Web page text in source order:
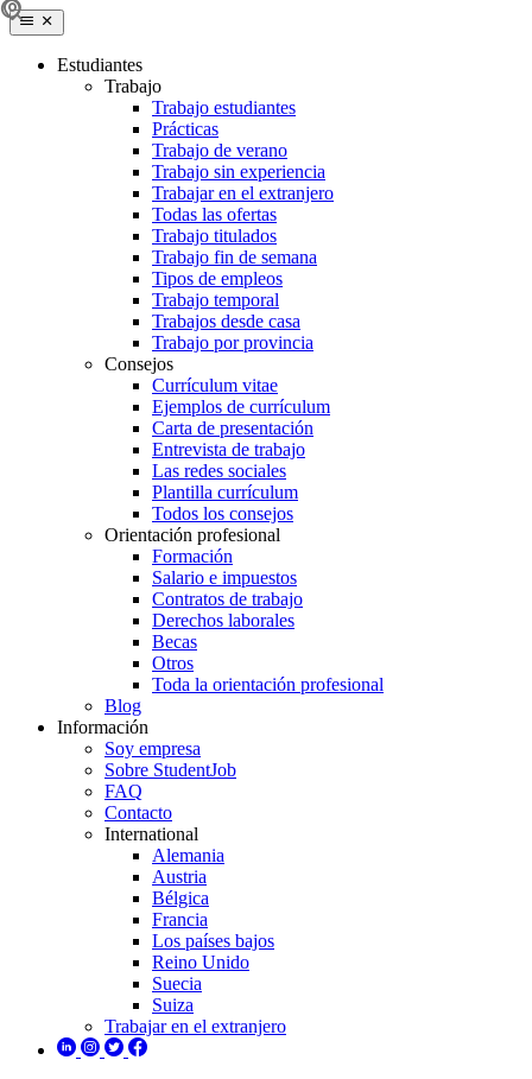
Estudiantes
Trabajo
Trabajo estudiantes
Prácticas
Trabajo de verano
Trabajo sin experiencia
Trabajar en el extranjero
Todas las ofertas
Trabajo titulados
Trabajo fin de semana
Tipos de empleos
Trabajo temporal
Trabajos desde casa
Trabajo por provincia
Consejos
Currículum vitae
Ejemplos de currículum
Carta de presentación
Entrevista de trabajo
Las redes sociales
Plantilla currículum
Todos los consejos
Orientación profesional
Formación
Salario e impuestos
Contratos de trabajo
Derechos laborales
Becas
Otros
Toda la orientación profesional
Blog
Información
Soy empresa
Sobre StudentJob
FAQ
Contacto
International
Alemania
Austria
Bélgica
Francia
Los países bajos
Reino Unido
Suecia
Suiza
Trabajar en el extranjero